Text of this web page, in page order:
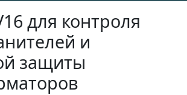
для контроля
и
защиты